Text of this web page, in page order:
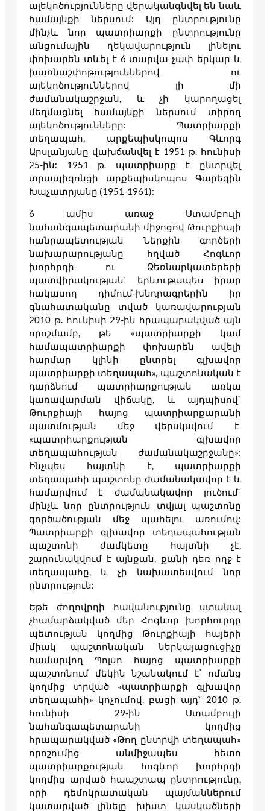
ալեկոծությունները վերականգնվել են նաև
համայնքի ներսում: Այդ ընտրությունը
մինչև նոր պատրիարքի ընտրությունը
անցումային ղեկավարություն լինելու
փոխարեն տևել է 6 տարվա չափ երկար և
խառնաշփոթություններով ու
ալեկոծություններով լի մի
ժամանակաշրջան, և չի կարողացել
մեղմացնել համայնքի ներսում տիրող
ալեկոծությունները: Պատրիարքի
տեղապահ, արքեպիսկոպոս Գևորգ
Արսլանյանը վախճանվել է 1951 թ. հունիսի
25-ին: 1951 թ. պատրիարք է ընտրվել
տրապիզոնցի արքեպիսկոպոս Գարեգին
Խաչատրյանը (1951-1961):
6 ամիս առաջ Ստամբուլի
նահանգապետարանի միջոցով Թուրքիայի
հանրապետության Ներքին գործերի
նախարարությանը հղված Հոգևոր
խորհրդի ու Ձեռնարկատերերի
պատվիրակության` երևութապես իրար
հակասող դիմում-խնդրագրերին իր
գնահատականը տված կառավարության
2010 թ. հունիսի 29-ին հրապարակված այն
որոշմամբ, թե «պատրիարքի կամ
համապատրիարքի փոխարեն ավելի
հարմար կլինի ընտրել գլխավոր
պատրիարքի տեղապահ», պաշտոնական է
դարձնում պատրիարքության առկա
կառավարման վիճակը, և այդպիսով`
Թուրքիայի հայոց պատրիարքարանի
պատմության մեջ վերսկսվում է
«պատրիարքության գլխավոր
տեղապահության ժամանակաշրջանը»:
Ինչպես հայտնի է, պատրիարքի
տեղապահի պաշտոնը ժամանակավոր է և
համարվում է ժամանակավոր լուծում`
մինչև նոր ընտրություն տվյալ պաշտոնը
գործածության մեջ պահելու առումով:
Պատրիարքի գլխավոր տեղապահության
պաշտոնի ժամկետը հայտնի չէ,
շարունակվում է այնքան, քանի դեռ ողջ է
տեղապահը, և չի նախատեսվում նոր
ընտրություն:
Եթե ժողովրդի հավանությունը ստանալ
չհամարձակված մեր Հոգևոր խորհուրդը
պետության կողմից Թուրքիայի հայերի
միակ պաշտոնական ներկայացուցիչը
համարվող Պոլսո հայոց պատրիարքի
պաշտոնում մեկին նշանակում է՝ ոմանց
կողմից տրված «պատրիարքի գլխավոր
տեղապահի» կոչումով, բացի այդ` 2010 թ.
հունիսի 29-ին Ստամբուլի
նահանգապետարանի կողմից
հրապարակված «Թող ընտրվի տեղապահ»
որոշումից անմիջապես հետո
պատրիարքության հոգևոր խորհրդի
կողմից արված հապշտապ ընտրությունը,
որի դեմոկրատական պայմաններում
կատարված լինելը խիստ կասկածների